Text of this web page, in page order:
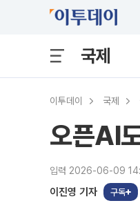
국제
이투데이 국제
오픈AI
입력 2026-06-09
이진영 기자 구독